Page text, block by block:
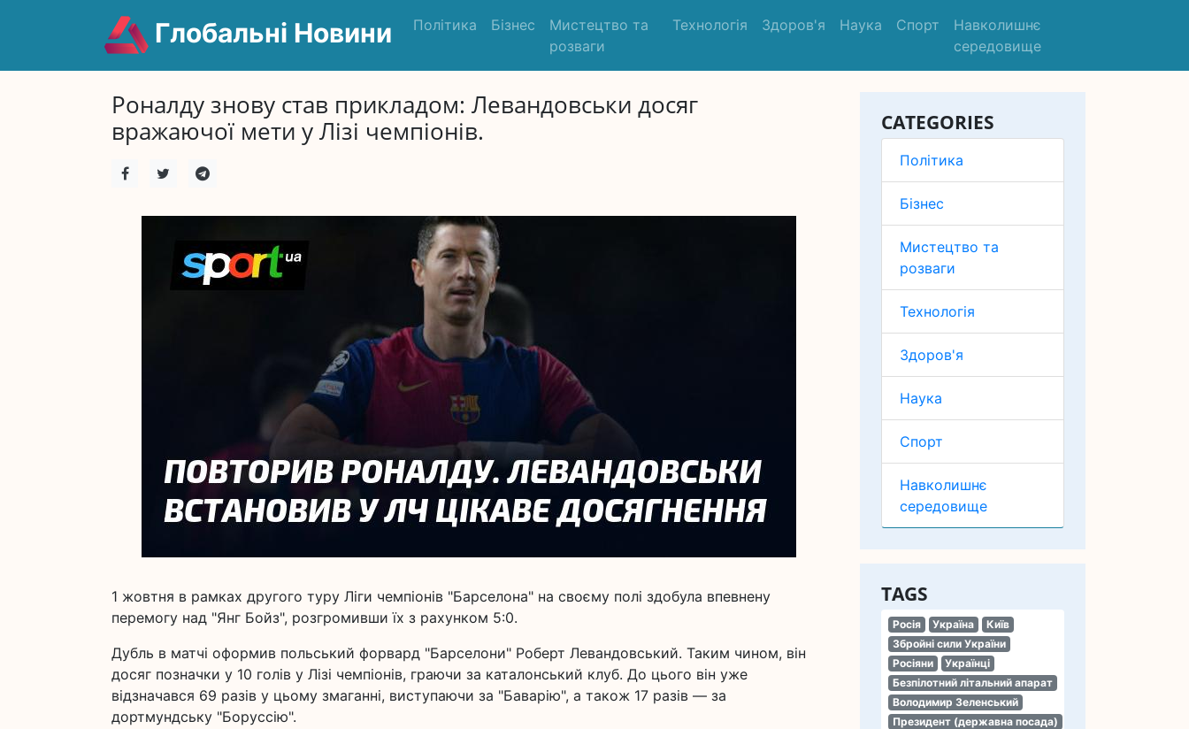
Глобальні Новини Політика Бізнес
Мистецтво та
розваги
Технологія Здоров'я Наука Спорт
Навколишнє
середовище
CATEGORIES
Політика
Бізнес
Мистецтво та
розваги
Технологія
Здоров'я
Наука
Спорт
Навколишнє
середовище
TAGS
Росія Україна
Київ
Збройні сили України
Росіяни
Українці
Безпілотний літальний апарат
Володимир Зеленський
Президент (державна посада)
Роналду знову став прикладом: Левандовськи досяг
вражаючої мети у Лізі чемпіонів.
1 жовтня в рамках другого туру Ліги чемпіонів "Барселона" на своєму полі здобула впевнену
перемогу над "Янг Бойз", розгромивши їх з рахунком 5:0.
Дубль в матчі оформив польський форвард "Барселони" Роберт Левандовський. Таким чином, він
досяг позначки у 10 голів у Лізі чемпіонів, граючи за каталонський клуб. До цього він уже
відзначався 69 разів у цьому змаганні, виступаючи за "Баварію", а також 17 разів — за
дортмундську "Боруссію".